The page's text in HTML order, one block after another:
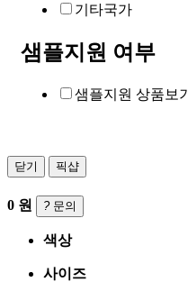
기타국가
샘플지원 여부
샘플지원 상품보기
닫기 픽샵
0 원 ? 문의
색상
사이즈